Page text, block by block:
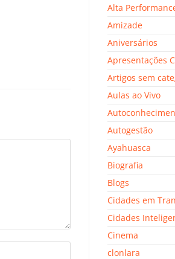
Alta
Amizade
Aniversários
Apresentações
Artigos sem
Aulas ao Vivo
Autogestão
Ayahuasca
Biografia
Blogs
Cidades em
Cidades
Cinema
clonlara